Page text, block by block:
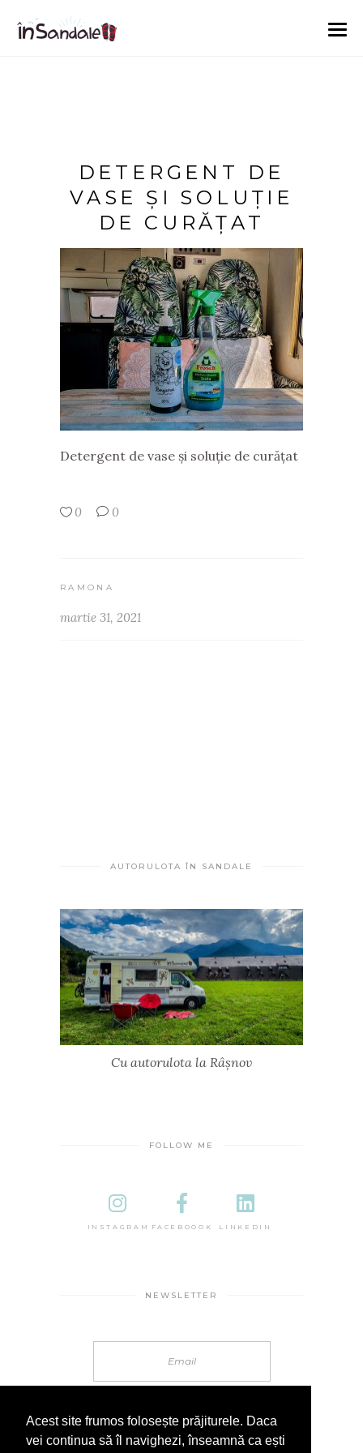
DETERGENT DE
VASE ȘI SOLUȚIE
DE CURĂȚAT
Detergent de vase și soluție de curățat
0 0
RAMONA
martie 31, 2021
AUTORULOTA ÎN SANDALE
Cu autorulota la Râșnov
FOLLOW ME
INSTAGRAM FACEBOOOK LINKEDIN
NEWSLETTER
Acest site frumos folosește prăjiturele. Daca
vei continua să îl navighezi, înseamnă ca ești